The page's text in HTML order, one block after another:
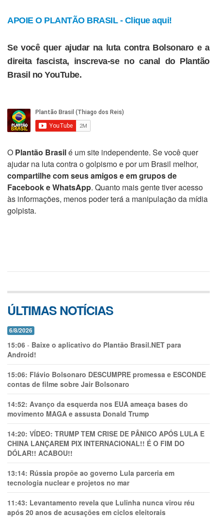
APOIE O PLANTÃO BRASIL - Clique aqui!
Se você quer ajudar na luta contra Bolsonaro e a
direita fascista, inscreva-se no canal do Plantão
Brasil no YouTube.
O Plantão Brasilé um site independente. Se você quer
ajudar na luta contra o golpismo e por um Brasil melhor,
compartilhe com seus amigos e em grupos de
Facebook e WhatsApp. Quanto mais gente tiver acesso
às informações, menos poder terá a manipulação da mídia
golpista.
ÚLTIMAS NOTÍCIAS
6/8/2026
15:06 - Baixe o aplicativo do Plantão Brasil.NET para
Android!
15:06: Flávio Bolsonaro DESCUMPRE promessa e ESCONDE
contas de filme sobre Jair Bolsonaro
14:52: Avanço da esquerda nos EUA ameaça bases do
movimento MAGA e assusta Donald Trump
14:20: VÍDEO: TRUMP TEM CRlSE DE PÂNlCO APÓS LULA E
CHINA LANÇAREM PIX INTERNACIONAL!! É O FIM DO
DÓLAR!! ACABOU!!
13:14: Rússia propõe ao governo Lula parceria em
tecnologia nuclear e projetos no mar
11:43: Levantamento revela que Lulinha nunca virou réu
após 20 anos de acusações em ciclos eleitorais